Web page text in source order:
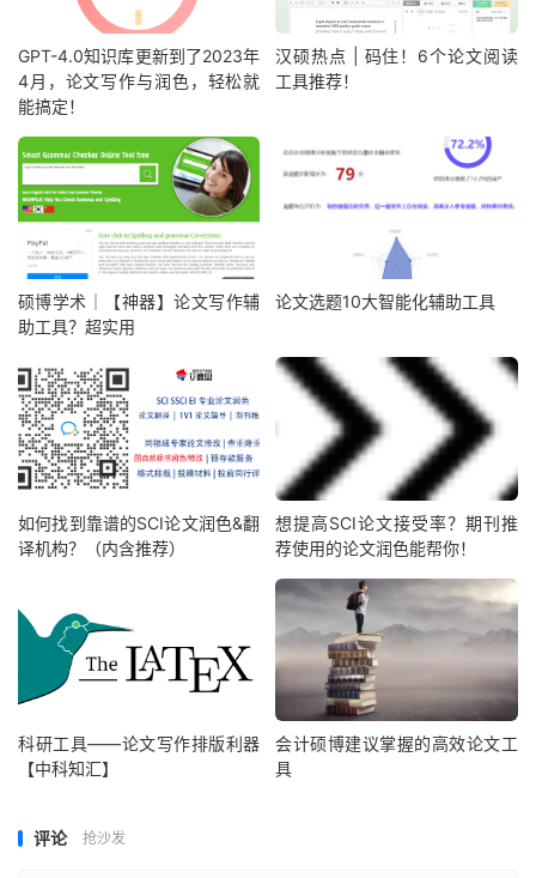
GPT-4.0知识库更新到了2023年
4月，论文写作与润色，轻松就
能搞定！
汉硕热点 | 码住！6个论文阅读
工具推荐！
硕博学术｜【神器】论文写作辅
助工具？超实用
论文选题10大智能化辅助工具
如何找到靠谱的SCI论文润色&翻
译机构？（内含推荐）
想提高SCI论文接受率？期刊推
荐使用的论文润色能帮你！
科研工具——论文写作排版利器
【中科知汇】
会计硕博建议掌握的高效论文工
具
评论 抢沙发